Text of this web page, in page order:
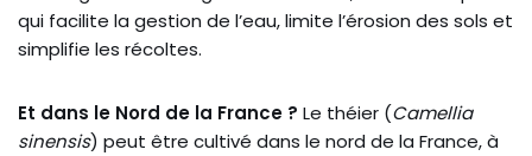
qui facilite la gestion de l’eau, limite l’érosion des sols et
simplifie les récoltes.
Et dans le Nord de la France ? Le théier (Camellia
sinensis) peut être cultivé dans le nord de la France, à